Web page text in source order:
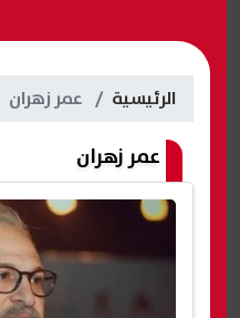
الرئيسية عمر زهران
عمر زهران